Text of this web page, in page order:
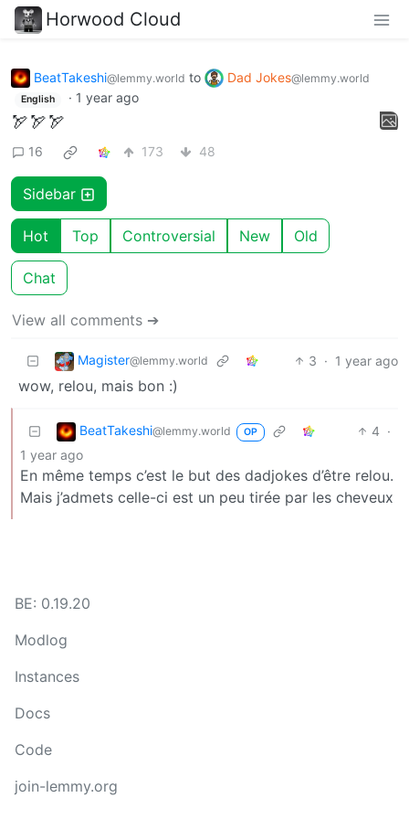
Horwood Cloud
BeatTakeshi@lemmy.world to Dad Jokes@lemmy.world
English · 1 year ago
🏹🏹🏹
16 173 48
Sidebar
Hot Top Controversial New Old
Chat
View all comments ➔
Magister@lemmy.world 3 · 1 year ago
wow, relou, mais bon :)
BeatTakeshi@lemmy.world OP 4 ·
1 year ago
En même temps c’est le but des dadjokes d’être relou.
Mais j’admets celle-ci est un peu tirée par les cheveux
BE: 0.19.20
Modlog
Instances
Docs
Code
join-lemmy.org